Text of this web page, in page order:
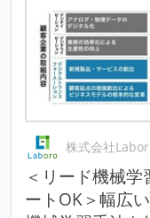
株式会社
＜リード機械
ートOK＞幅広